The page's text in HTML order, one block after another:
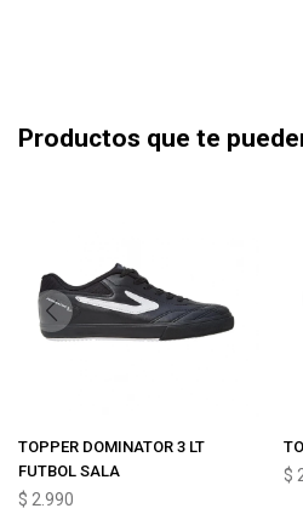
Productos que te
TOPPER DOMINATOR 3 LT
FUTBOL SALA
$ 2.990
$